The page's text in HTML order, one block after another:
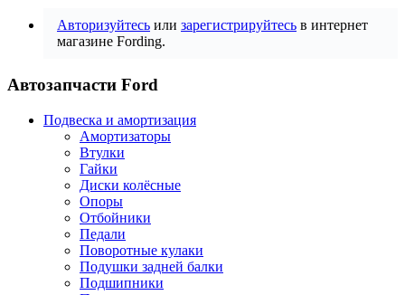
Авторизуйтесь или зарегистрируйтесь в интернет
магазине Fording.
Автозапчасти Ford
Подвеска и амортизация
Амортизаторы
Втулки
Гайки
Диски колёсные
Опоры
Отбойники
Педали
Поворотные кулаки
Подушки задней балки
Подшипники